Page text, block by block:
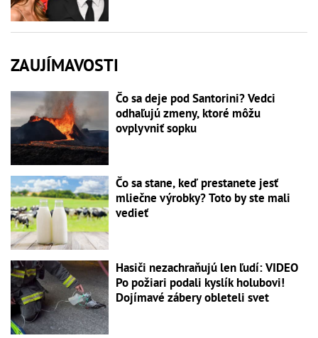
ZAUJÍMAVOSTI
Čo sa deje pod Santorini? Vedci
odhaľujú zmeny, ktoré môžu
ovplyvniť sopku
Čo sa stane, keď prestanete jesť
mliečne výrobky? Toto by ste mali
vedieť
Hasiči nezachraňujú len ľudí: VIDEO
Po požiari podali kyslík holubovi!
Dojímavé zábery obleteli svet